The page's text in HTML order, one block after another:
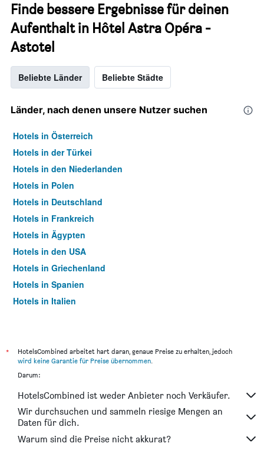
Finde bessere Ergebnisse für deinen
Aufenthalt in Hôtel Astra Opéra -
Astotel
Beliebte Länder Beliebte Städte
Länder, nach denen unsere Nutzer suchen
Hotels in Österreich
Hotels in der Türkei
Hotels in den Niederlanden
Hotels in Polen
Hotels in Deutschland
Hotels in Frankreich
Hotels in Ägypten
Hotels in den USA
Hotels in Griechenland
Hotels in Spanien
Hotels in Italien
*
HotelsCombined arbeitet hart daran, genaue Preise zu erhalten, jedoch
wird keine Garantie für Preise übernommen.
Darum:
HotelsCombined ist weder Anbieter noch Verkäufer.
Wir durchsuchen und sammeln riesige Mengen an
Daten für dich.
Warum sind die Preise nicht akkurat?